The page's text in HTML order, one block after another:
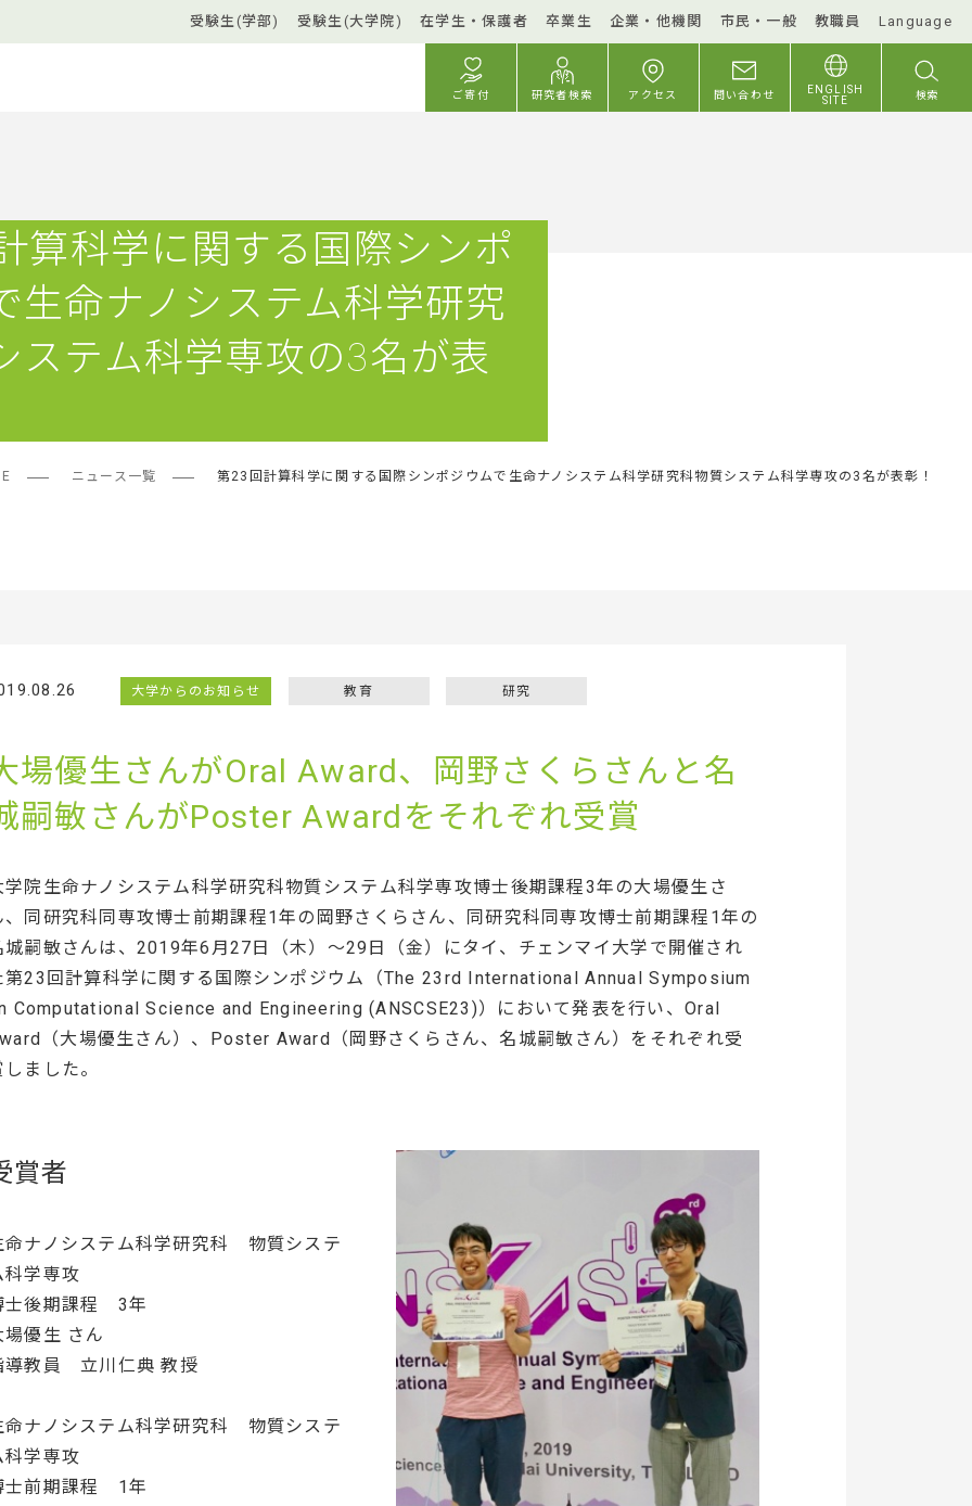
受験生(学部) 受験生(大学院) 在学生・保護者 卒業生 企業・他機関 市民・一般 教職員 Language
ご寄付 研究者検索 アクセス 問い合わせ
ENGLISH
SITE
検索
算科学に関する国際シンポ
生命ナノシステム科学研究
ステム科学専攻の3名が表
ニュース一覧 第23回計算科学に関する国際シンポジウムで生命ナノシステム科学研究科物質システム科学専攻の3名が表彰！
大学からのお知らせ 教育 研究
場優生さんがOral Award、岡野さくらさんと名
嗣敏さんがPoster Awardをそれぞれ受賞
学院生命ナノシステム科学研究科物質システム科学専攻博士後期課程3年の大場優生さ
、同研究科同専攻博士前期課程1年の岡野さくらさん、同研究科同専攻博士前期課程1年の
城嗣敏さんは、2019年6月27日（木）～29日（金）にタイ、チェンマイ大学で開催され
第23回計算科学に関する国際シンポジウム（The 23rd International Annual Symposium
Computational Science and Engineering (ANSCSE23)）において発表を行い、Oral
（大場優生さん）、Poster Award（岡野さくらさん、名城嗣敏さん）をそれぞれ受
しました。
賞者
命ナノシステム科学研究科 物質システ
科学専攻
士後期課程 3年
場優生 さん
導教員 立川仁典 教授
命ナノシステム科学研究科 物質システ
科学専攻
士前期課程 1年